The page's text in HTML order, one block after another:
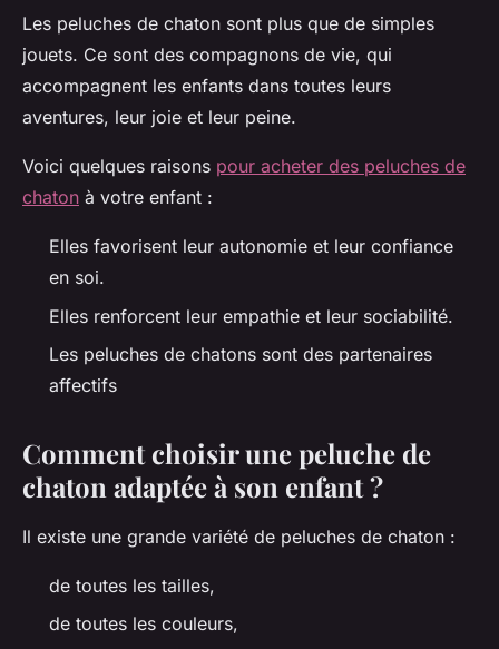
Les peluches de chaton sont plus que de simples
jouets. Ce sont des compagnons de vie, qui
accompagnent les enfants dans toutes leurs
aventures, leur joie et leur peine.
Voici quelques raisons pour acheter des peluches de
chaton à votre enfant :
Elles favorisent leur autonomie et leur confiance
en soi.
Elles renforcent leur empathie et leur sociabilité.
Les peluches de chatons sont des partenaires
affectifs
Comment choisir une peluche de
chaton adaptée à son enfant ?
Il existe une grande variété de peluches de chaton :
de toutes les tailles,
de toutes les couleurs,